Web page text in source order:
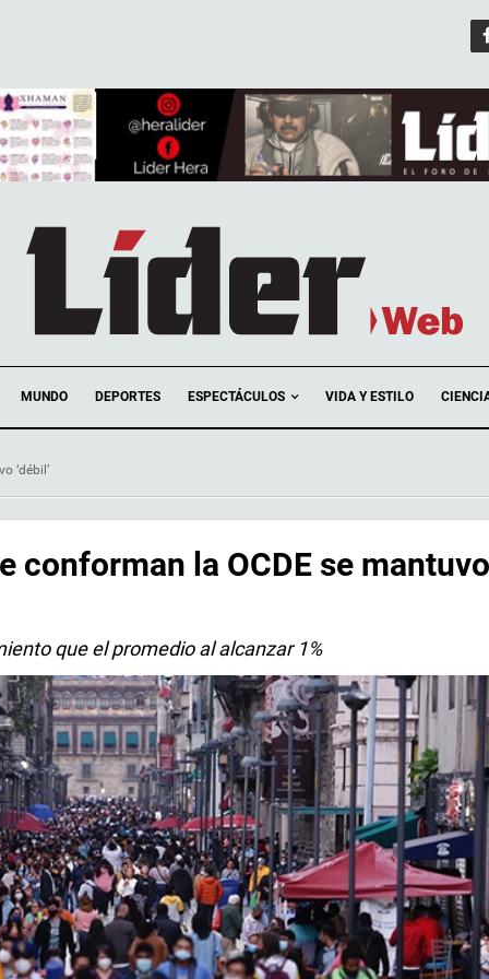
MUNDO DEPORTES ESPECTÁCULOS VIDA Y ESTILO
‘débil’
conforman la OCDE se mantuvo
que el promedio al alcanzar 1%